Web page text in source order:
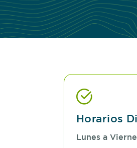
Horarios
Lunes a